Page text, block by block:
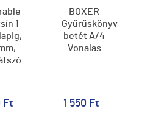
1-
Ft
BOXER
Gyűrűskönyv
betét A/4
Vonalas
1 550 Ft